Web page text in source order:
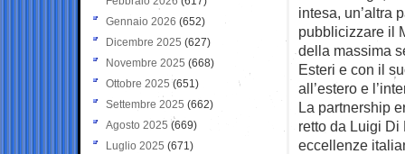
intesa, un’altra
pubblicizzare il
della massima
Esteri e con il
all’estero e
La partnership
retto da Luigi Di
eccellenze
Gennaio 2026 (652)
Dicembre 2025 (627)
Novembre 2025 (668)
Ottobre 2025 (651)
Settembre 2025 (662)
Agosto 2025 (669)
Luglio 2025 (671)